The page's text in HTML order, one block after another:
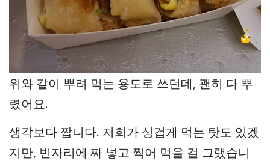
위와 같이 뿌려 먹는 용도로 쓰던데, 괜히 다 뿌
렸어요.
생각보다 짭니다. 저희가 싱겁게 먹는 탓도 있겠
지만, 빈자리에 짜 넣고 찍어 먹을 걸 그랬습니